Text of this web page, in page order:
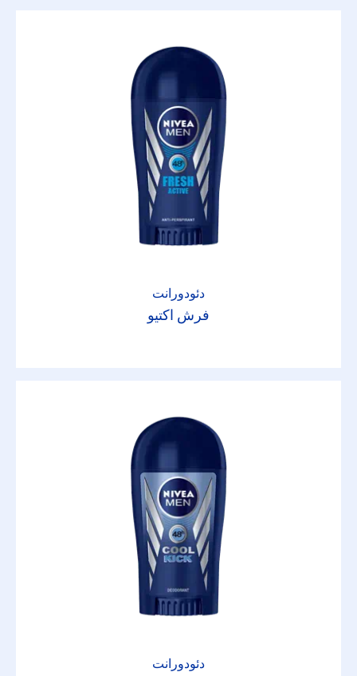
دئودورانت
فرش اکتیو
دئودورانت